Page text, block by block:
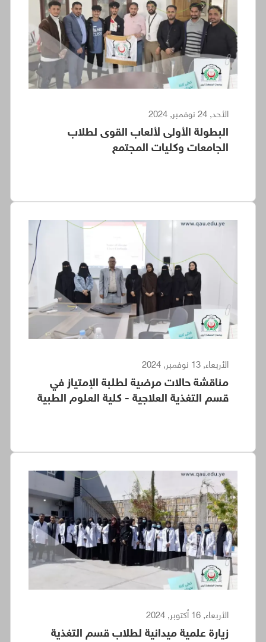
الأحد, 24 نوفمبر, 2024
البطولة الأولى لألعاب القوى لطلاب
الجامعات وكليات المجتمع
الأربعاء, 13 نوفمبر, 2024
مناقشة حالات مرضية لطلبة الإمتياز في
قسم التغذية العلاجية - كلية العلوم الطبية
الأربعاء, 16 أكتوبر, 2024
زيارة علمية ميدانية لطلاب قسم التغذية